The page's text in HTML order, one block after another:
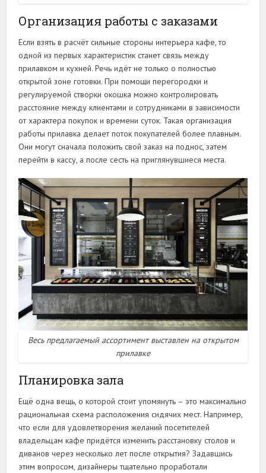
Организация работы с заказами
Если взять в расчёт сильные стороны интерьера кафе, то
одной из первых характеристик станет связь между
прилавком и кухней. Речь идёт не только о полностью
открытой зоне готовки. При помощи перегородки и
регулируемой створки окошка можно контролировать
расстояние между клиентами и сотрудниками в зависимости
от характера покупок и времени суток. Такая организация
работы прилавка делает поток покупателей более плавным.
Они могут сначала положить свой заказ на поднос, затем
перейти в кассу, а после сесть на приглянувшиеся места.
Весь предлагаемый ассортимент выставлен на открытом
прилавке
Планировка зала
Ещё одна вещь, о которой стоит упомянуть – это максимально
рациональная схема расположения сидячих мест. Например,
что если для удовлетворения желаний посетителей
владельцам кафе придётся изменить расстановку столов и
диванов через несколько лет после открытия? Задавшись
этим вопросом, дизайнеры тщательно проработали